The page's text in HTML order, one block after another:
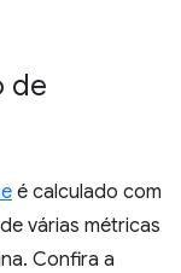
de
é calculado com
várias métricas
Confira a